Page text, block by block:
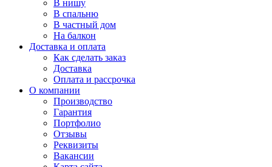
В нишу
В спальню
В частный дом
На балкон
Доставка и оплата
Как сделать заказ
Доставка
Оплата и рассрочка
О компании
Производство
Гарантия
Портфолио
Отзывы
Реквизиты
Вакансии